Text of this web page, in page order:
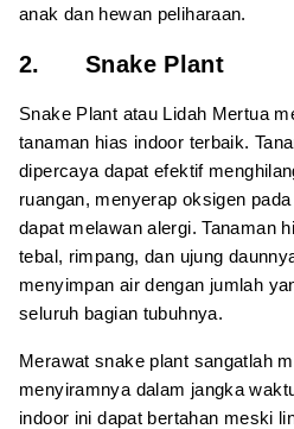
anak dan hewan peliharaan.
2. Snake Plant
Snake Plant atau Lidah Mertua
tanaman hias indoor terbaik.
dipercaya dapat efektif
ruangan, menyerap oksigen
dapat melawan alergi. Tanaman
tebal, rimpang, dan ujung
menyimpan air dengan jumlah
seluruh bagian tubuhnya.
Merawat snake plant sangatlah
menyiramnya dalam jangka
indoor ini dapat bertahan meski